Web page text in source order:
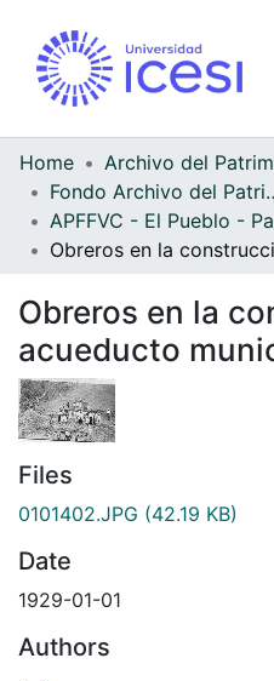
Home
Fondo Archivo del
Obreros en la
acueducto
Files
0101402.JPG (42.19 KB)
Date
1929-01-01
Authors